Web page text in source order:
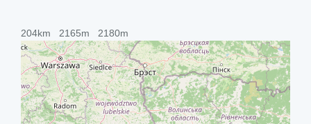
204km 2165m 2180m